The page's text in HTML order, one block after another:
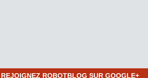
REJOIGNEZ ROBOTBLOG SUR GOOGLE+